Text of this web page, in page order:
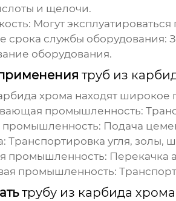
и щелочи.
Могут
срока службы оборудования:
оборудования.
труб из
хрома находят широкое
промышленность:
промышленность: Подача
Транспортировка угля, золы,
промышленность: Перекачка
промышленность:
трубу из карбида хрома